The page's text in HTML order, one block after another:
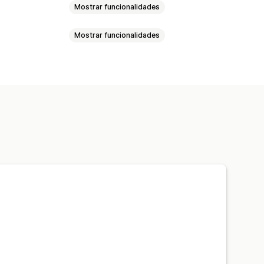
Mostrar funcionalidades
Mostrar funcionalidades